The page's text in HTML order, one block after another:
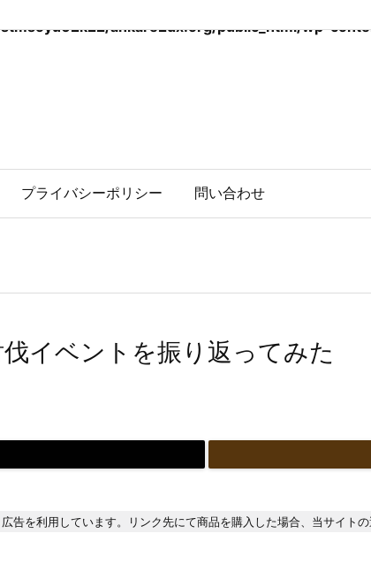
ankare2dx.org/public_html/wp-
プライバシーポリシー 問い合わせ
伐イベントを振り返ってみた
告を利用しています。リンク先にて商品を購入した場合、当サイト